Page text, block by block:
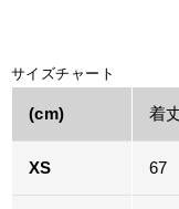
サイズチャート
(cm) 着
XS 67